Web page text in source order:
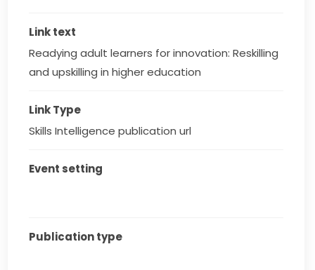
Link text
Readying adult learners for innovation: Reskilling
and upskilling in higher education
Link Type
Skills Intelligence publication url
Event setting
Publication type